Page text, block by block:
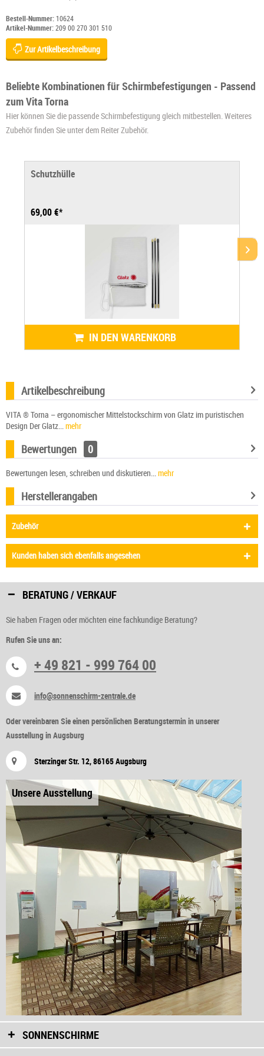
Bestell-Nummer:10624
Artikel-Nummer:209 00 270 301 510
Zur Artikelbeschreibung
Beliebte Kombinationen für Schirmbefestigungen - Passend
zum Vita Torna
Hier können Sie die passende Schirmbefestigung gleich mitbestellen. Weiteres
Zubehör finden Sie unter dem Reiter Zubehör.
Schutzhülle
69,00 €*
IN DEN WARENKORB
Artikelbeschreibung
VITA ® Torna – ergonomischer Mittelstockschirm von Glatz im puristischen
Design Der Glatz...
mehr
Bewertungen 0
Bewertungen lesen, schreiben und diskutieren... mehr
Herstellerangaben
Zubehör
Kunden haben sich ebenfalls angesehen
BERATUNG / VERKAUF
Sie haben Fragen oder möchten eine fachkundige Beratung?
Rufen Sie uns an:
+ 49 821 - 999 764 00
info@sonnenschirm-zentrale.de
Oder vereinbaren Sie einen persönlichen Beratungstermin in unserer
Ausstellung in Augsburg
Sterzinger Str. 12, 86165 Augsburg
Unsere Ausstellung
SONNENSCHIRME